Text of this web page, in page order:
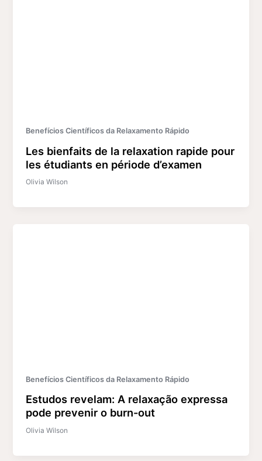
Benefícios Científicos da Relaxamento Rápido
Les bienfaits de la relaxation rapide pour
les étudiants en période d’examen
Olivia Wilson
Benefícios Científicos da Relaxamento Rápido
Estudos revelam: A relaxação expressa
pode prevenir o burn-out
Olivia Wilson